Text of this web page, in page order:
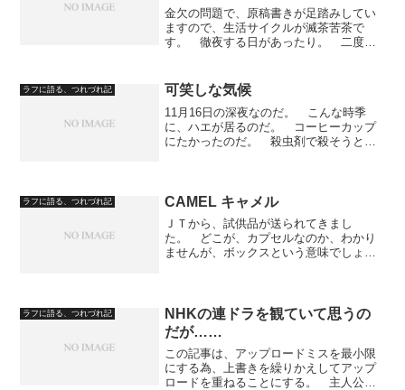
金欠の問題で、原稿書きが足踏みしてい
ますので、生活サイクルが滅茶苦茶で
す。 徹夜する日があったり。 二度の
咳が出たら、咳止めの意味で、ウイスキ
ーのストレートを呷って（舐...
ラフに語る、つれづれ記 可笑しな気候
11月16日の深夜なのだ。 こんな時季
に、ハエが居るのだ。 コーヒーカップ
にたかったのだ。 殺虫剤で殺そうと、
を入れているコップにも...
ラフに語る、つれづれ記 CAMEL キャメル
ＪＴから、試供品が送られてきまし
た。 どこが、カプセルなのか、わかり
ませんが、ボックスという意味でしょ
いかな。 でも、これだと、安い...
ラフに語る、つれづれ記
NHKの連ドラを観ていて思うの
だが……
この記事は、アップロードミスを最小限
にする為、上書きを繰りかえしてアップ
ロードを重ねることにする。 主人公ア